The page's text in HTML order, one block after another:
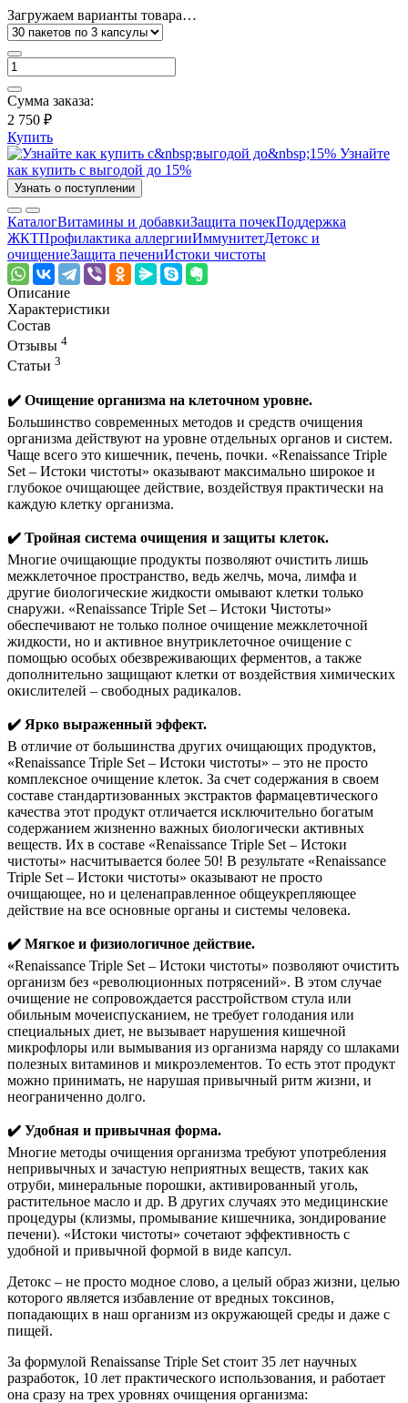
Загружаем варианты товара…
Сумма заказа:
2 750 ₽
Купить
Узнайте
как купить с выгодой до 15%
Узнать о поступлении
КаталогВитамины и добавкиЗащита почекПоддержка
ЖКТПрофилактика аллергииИммунитетДетокс и
очищениеЗащита печениИстоки чистоты
Описание
Характеристики
Состав
Отзывы 4
Статьи 3
✔️ Очищение организма на клеточном уровне.
Большинство современных методов и средств очищения
организма действуют на уровне отдельных органов и систем.
Чаще всего это кишечник, печень, почки. «Renaissance Triple
Set – Истоки чистоты» оказывают максимально широкое и
глубокое очищающее действие, воздействуя практически на
каждую клетку организма.
✔️ Тройная система очищения и защиты клеток.
Многие очищающие продукты позволяют очистить лишь
межклеточное пространство, ведь желчь, моча, лимфа и
другие биологические жидкости омывают клетки только
снаружи. «Renaissance Triple Set – Истоки Чистоты»
обеспечивают не только полное очищение межклеточной
жидкости, но и активное внутриклеточное очищение с
помощью особых обезвреживающих ферментов, а также
дополнительно защищают клетки от воздействия химических
окислителей – свободных радикалов.
✔️ Ярко выраженный эффект.
В отличие от большинства других очищающих продуктов,
«Renaissance Triple Set – Истоки чистоты» – это не просто
комплексное очищение клеток. За счет содержания в своем
составе стандартизованных экстрактов фармацевтического
качества этот продукт отличается исключительно богатым
содержанием жизненно важных биологически активных
веществ. Их в составе «Renaissance Triple Set – Истоки
чистоты» насчитывается более 50! В результате «Renaissance
Triple Set – Истоки чистоты» оказывают не просто
очищающее, но и целенаправленное общеукрепляющее
действие на все основные органы и системы человека.
✔️ Мягкое и физиологичное действие.
«Renaissance Triple Set – Истоки чистоты» позволяют очистить
организм без «революционных потрясений». В этом случае
очищение не сопровождается расстройством стула или
обильным мочеиспусканием, не требует голодания или
специальных диет, не вызывает нарушения кишечной
микрофлоры или вымывания из организма наряду со шлаками
полезных витаминов и микроэлементов. То есть этот продукт
можно принимать, не нарушая привычный ритм жизни, и
неограниченно долго.
✔️ Удобная и привычная форма.
Многие методы очищения организма требуют употребления
непривычных и зачастую неприятных веществ, таких как
отруби, минеральные порошки, активированный уголь,
растительное масло и др. В других случаях это медицинские
процедуры (клизмы, промывание кишечника, зондирование
печени). «Истоки чистоты» сочетают эффективность с
удобной и привычной формой в виде капсул.
Детокс – не просто модное слово, а целый образ жизни, целью
которого является избавление от вредных токсинов,
попадающих в наш организм из окружающей среды и даже с
пищей.
За формулой Renaissanse Triple Set стоит 35 лет научных
разработок, 10 лет практического использования, и работает
она сразу на трех уровнях очищения организма: